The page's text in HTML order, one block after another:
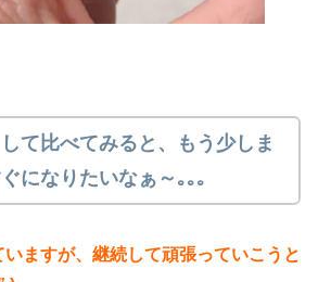
て比べてみると、もう少しま
になりたいなぁ～｡｡｡
いますが、継続して頑張っていこうと